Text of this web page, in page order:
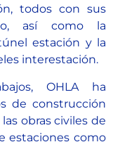
todos con sus
así como la
estación y la
interestación.
OHLA ha
de construcción
obras civiles de
estaciones como